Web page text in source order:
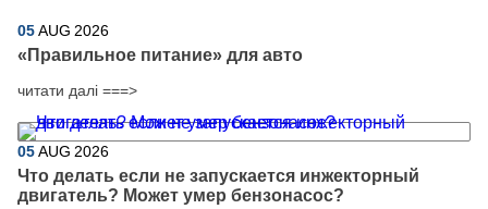
05AUG 2026
​«Правильное питание» для авто
читати далі ===>
05AUG 2026
Что делать если не запускается инжекторный
двигатель? Может умер бензонасос?